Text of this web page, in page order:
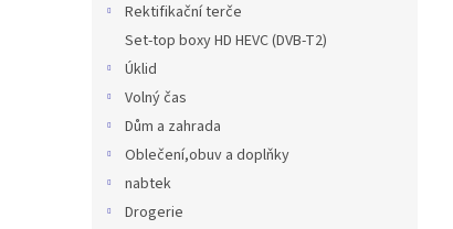
Rektifikační terče
Set-top boxy HD HEVC (DVB-T2)
Úklid
Volný čas
Dům a zahrada
Oblečení,obuv a doplňky
nabtek
Drogerie